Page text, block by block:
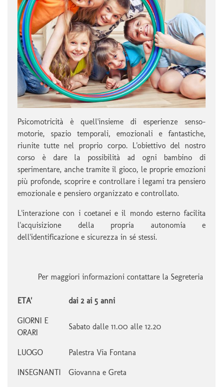
Psicomotricità è quell'insieme di esperienze senso-
motorie, spazio temporali, emozionali e fantastiche,
riunite tutte nel proprio corpo. L'obiettivo del nostro
corso è dare la possibilità ad ogni bambino di
sperimentare, anche tramite il gioco, le proprie emozioni
più profonde, scoprire e controllare i legami tra pensiero
emozionale e pensiero organizzato e controllato.
L'interazione con i coetanei e il mondo esterno facilita
l'acquisizione della propria autonomia e
dell'identificazione e sicurezza in sé stessi.
Per maggiori informazioni contattare la Segreteria
ETA' dai 2 ai 5 anni
GIORNI E
ORARI
Sabato dalle 11.00 alle 12.20
LUOGO Palestra Via Fontana
INSEGNANTI Giovanna e Greta